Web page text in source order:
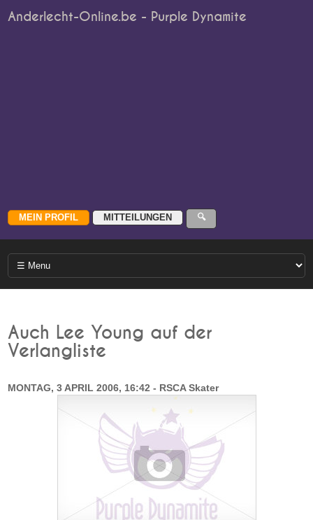
Anderlecht-Online.be - Purple Dynamite
Auch Lee Young auf der
Verlangliste
MONTAG, 3 APRIL 2006, 16:42 - RSCA Skater